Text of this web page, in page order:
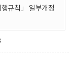
행규칙」 일부개정